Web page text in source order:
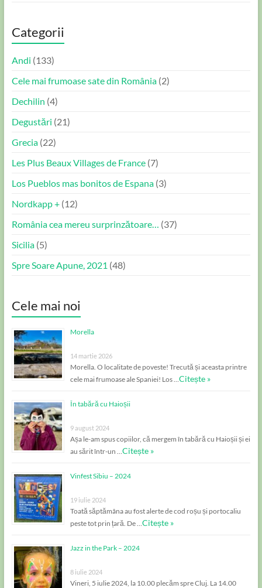
Categorii
Andi (133)
Cele mai frumoase sate din România(2)
Dechilin (4)
Degustări (21)
Grecia(22)
Les Plus Beaux Villages de France(7)
Los Pueblos mas bonitos de Espana(3)
Nordkapp +(12)
România cea mereu surprinzătoare… (37)
Sicilia(5)
Spre Soare Apune, 2021 (48)
Cele mai noi
Morella
14 martie 2026
Morella. O localitate de poveste! Trecută și aceasta printre
cele mai frumoase ale Spaniei! Los … Citește »
În tabără cu Haioșii
9 august 2024
Așa le-am spus copiilor, că mergem în tabără cu Haioșii și ei
au sărit într-un … Citește »
Vinfest Sibiu – 2024
19 iulie 2024
Toată săptămâna au fost alerte de cod roșu și portocaliu
peste tot prin țară. De … Citește »
Jazz in the Park – 2024
8 iulie 2024
Vineri, 5 iulie 2024, la 10.00 plecăm spre Cluj. La 14.00